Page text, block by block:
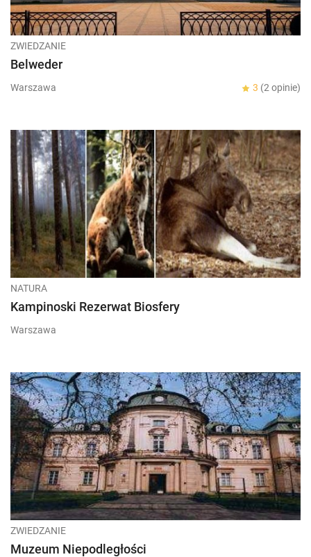
ZWIEDZANIE
Belweder
Warszawa 3 (2 opinie)
NATURA
Kampinoski Rezerwat Biosfery
Warszawa
ZWIEDZANIE
Muzeum Niepodległości